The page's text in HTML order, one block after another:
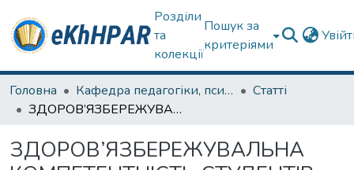
Розділи
та
колекції
Пошук за
критеріями
Головна Кафедра педагогіки, психології, початкової освіти та освітнього менеджменту
Статті
ЗДОРОВ’ЯЗБЕРЕЖУВАЛЬНА КОМПЕТЕНТНІСТЬ СТУДЕНТІВ ВИЩOГО ПEДAГOГIЧНOГО НAВЧAЛЬНOГО ЗAКЛAДУ
ЗДОРОВ’ЯЗБЕРЕЖУВАЛЬНА